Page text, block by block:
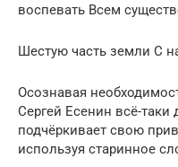
воспевать Всем
Шестую часть земли С
Осознавая
Сергей Есенин всё-таки
подчёркивает свою
используя старинное